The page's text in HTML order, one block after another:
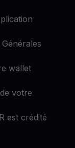
wallet
votre
est crédité